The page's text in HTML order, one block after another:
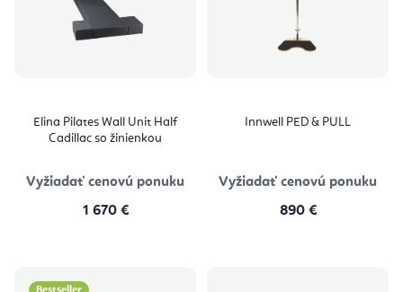
Elina Pilates Wall Unit Half
Cadillac so žinienkou
Vyžiadať cenovú ponuku
1 670 €
Innwell PED & PULL
Vyžiadať cenovú ponuku
890 €